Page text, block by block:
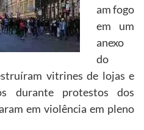
am fogo
em um
anexo
do
vitrines de lojas e
durante protestos dos
em violência em pleno